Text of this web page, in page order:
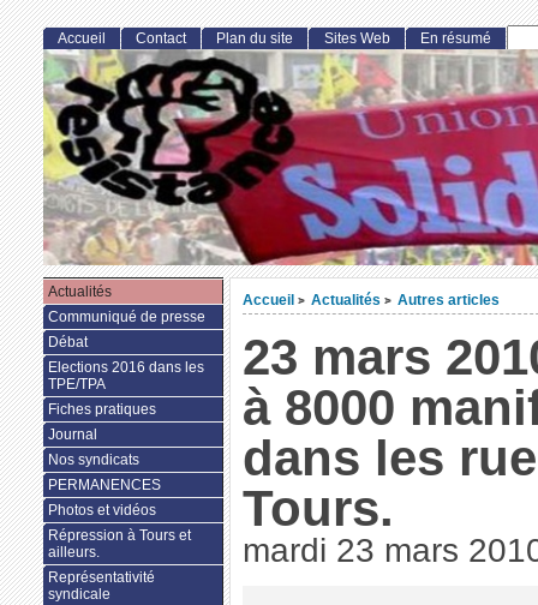
Accueil > Actualités > Autres articles
23 mars
à 8000
dans les
Tours.
mardi 23 mars
Accueil Contact Plan du site Sites Web En résumé
Actualités
Communiqué de presse
Débat
Elections 2016 dans les
TPE/TPA
Fiches pratiques
Journal
Nos syndicats
PERMANENCES
Photos et vidéos
Répression à Tours et
ailleurs.
Représentativité
syndicale